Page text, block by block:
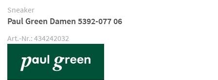
Sneaker
Paul Green Damen 5392-077 06
Art.-Nr.: 434242032